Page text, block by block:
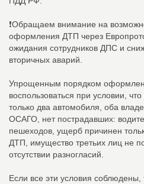
❗Обращаем внимание на
оформления ДТП через
ожидания сотрудников ДПС и
вторичных аварий.
Упрощенным порядком
воспользоваться при условии,
только два автомобиля, оба
ОСАГО, нет пострадавших:
пешеходов, ущерб причинен
ДТП, имущество третьих лиц не
отсутствии разногласий.
Если все эти условия